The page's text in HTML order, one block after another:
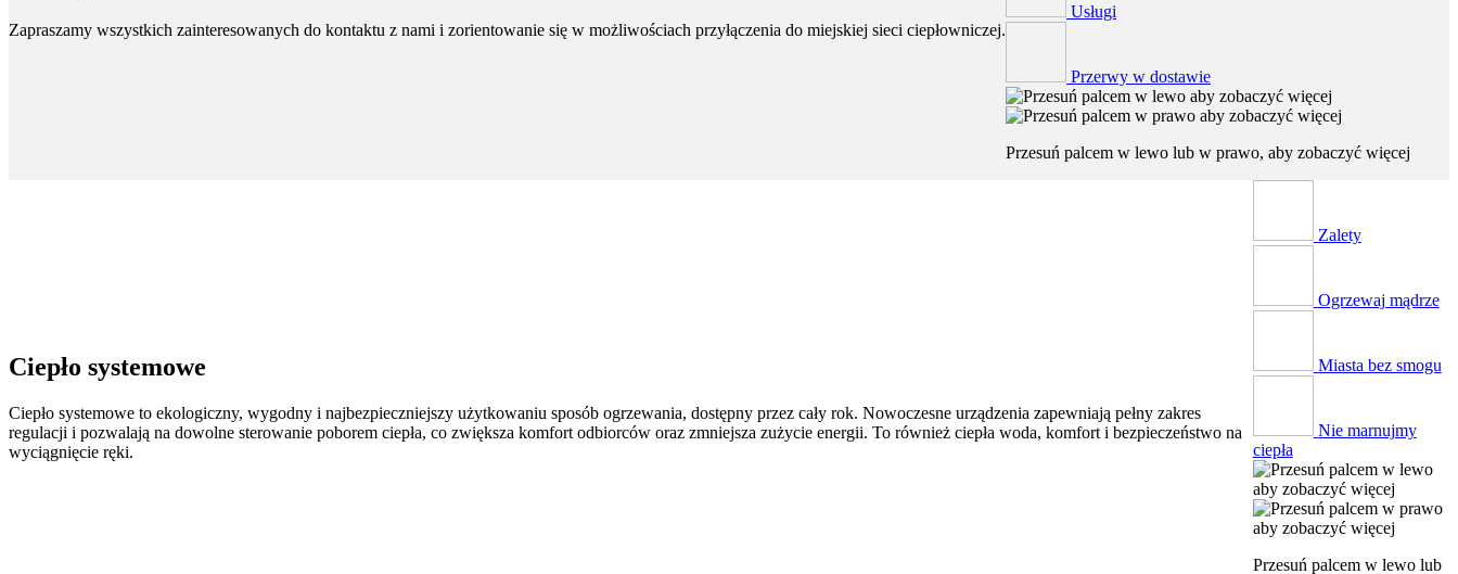
Zapraszamy wszystkich zainteresowanych do kontaktu z nami i zorientowanie się w możliwościach przyłączenia do miejskiej sieci ciepłowniczej.
Usługi
Przerwy w dostawie
Przesuń palcem w lewo lub w prawo, aby zobaczyć więcej
Ciepło systemowe
Ciepło systemowe to ekologiczny, wygodny i najbezpieczniejszy użytkowaniu sposób ogrzewania, dostępny przez cały rok. Nowoczesne urządzenia zapewniają pełny zakres
regulacji i pozwalają na dowolne sterowanie poborem ciepła, co zwiększa komfort odbiorców oraz zmniejsza zużycie energii. To również ciepła woda, komfort i bezpieczeństwo na
wyciągnięcie ręki.
Zalety
Ogrzewaj mądrze
Miasta bez smogu
Nie marnujmy
ciepła
Przesuń palcem w lewo lub